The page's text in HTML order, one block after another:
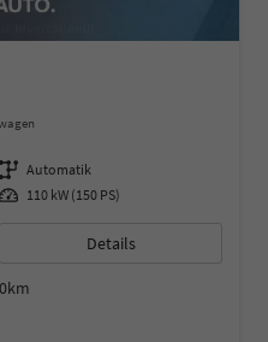
Getriebe Automatik
Leistung 110 kW (150 PS)
Details